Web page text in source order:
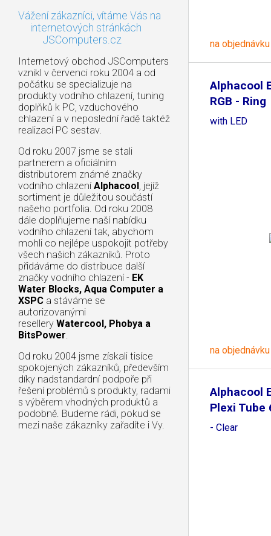
Vážení zákazníci, vítáme Vás na
internetových stránkách
JSComputers.cz
Internetový obchod JSComputers
vznikl v červenci roku 2004 a od
počátku se specializuje na
produkty vodního chlazení, tuning
doplňků k PC, vzduchového
chlazení a v neposlední řadě taktéž
realizací PC sestav.
Od roku 2007 jsme se stali
partnerem a oficiálním
distributorem známé značky
vodního chlazení Alphacool, jejíž
sortiment je důležitou součástí
našeho portfolia. Od roku 2008
dále doplňujeme naší nabídku
vodního chlazení tak, abychom
mohli co nejlépe uspokojit potřeby
všech našich zákazníků. Proto
přidáváme do distribuce další
značky vodního chlazení - EK
Water Blocks, Aqua Computer a
XSPC a stáváme se
autorizovanými
resellery Watercool, Phobya a
BitsPower.
Od roku 2004 jsme získali tisíce
spokojených zákazníků, především
díky nadstandardní podpoře při
řešení problémů s produkty, radami
s výběrem vhodných produktů a
podobně. Budeme rádi, pokud se
mezi naše zákazníky zařadíte i Vy.
na objednávku
Alphacool
RGB - Ring
with LED
na objednávku
Alphacool
Plexi Tube
- Clear